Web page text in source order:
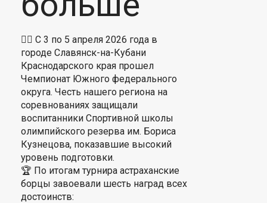
🤼‍♂️ С 3 по 5 апреля 2026 года в
городе Славянск-на-Кубани
Краснодарского края прошел
Чемпионат Южного федерального
округа. Честь нашего региона на
соревнованиях защищали
воспитанники Спортивной школы
олимпийского резерва им. Бориса
Кузнецова, показавшие высокий
уровень подготовки.
🏆 По итогам турнира астраханские
борцы завоевали шесть наград всех
достоинств: